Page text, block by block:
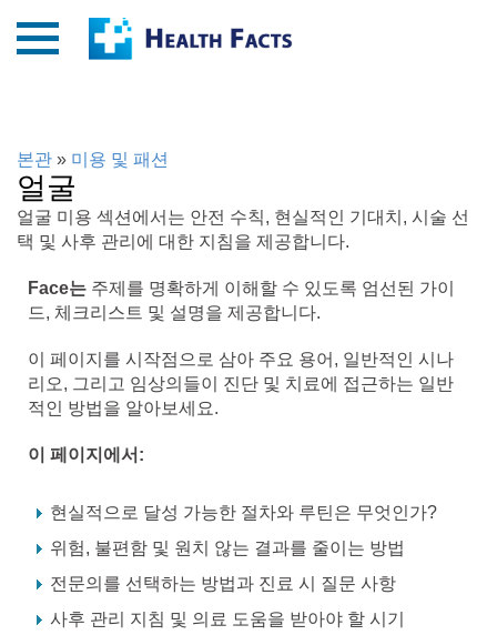
본관 » 미용 및 패션
얼굴
얼굴 미용 섹션에서는 안전 수칙, 현실적인 기대치, 시술 선
택 및 사후 관리에 대한 지침을 제공합니다.
Face는 주제를 명확하게 이해할 수 있도록 엄선된 가이
드, 체크리스트 및 설명을 제공합니다.
이 페이지를 시작점으로 삼아 주요 용어, 일반적인 시나
리오, 그리고 임상의들이 진단 및 치료에 접근하는 일반
적인 방법을 알아보세요.
이 페이지에서:
현실적으로 달성 가능한 절차와 루틴은 무엇인가?
위험, 불편함 및 원치 않는 결과를 줄이는 방법
전문의를 선택하는 방법과 진료 시 질문 사항
사후 관리 지침 및 의료 도움을 받아야 할 시기